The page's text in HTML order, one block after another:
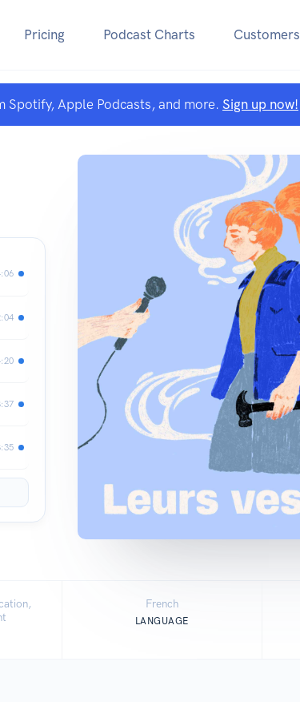
Pricing Podcast Charts Customers
Spotify, Apple Podcasts, and more. Sign up now!
French
LANGUAGE